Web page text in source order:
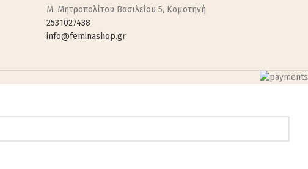
M. Μητροπολίτου Βασιλείου 5, Κομοτηνή
2531027438
info@feminashop.gr